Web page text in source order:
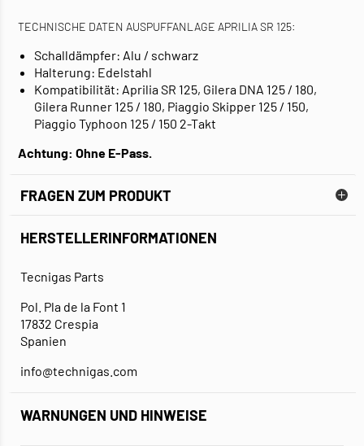
TECHNISCHE DATEN AUSPUFFANLAGE APRILIA SR 125:
Schalldämpfer: Alu / schwarz
Halterung: Edelstahl
Kompatibilität: Aprilia SR 125, Gilera DNA 125 / 180,
Gilera Runner 125 / 180, Piaggio Skipper 125 / 150,
Piaggio Typhoon 125 / 150 2-Takt
Achtung: Ohne E-Pass.
FRAGEN ZUM PRODUKT
HERSTELLERINFORMATIONEN
Tecnigas Parts
Pol. Pla de la Font 1
17832 Crespia
Spanien
info@technigas.com
WARNUNGEN UND HINWEISE